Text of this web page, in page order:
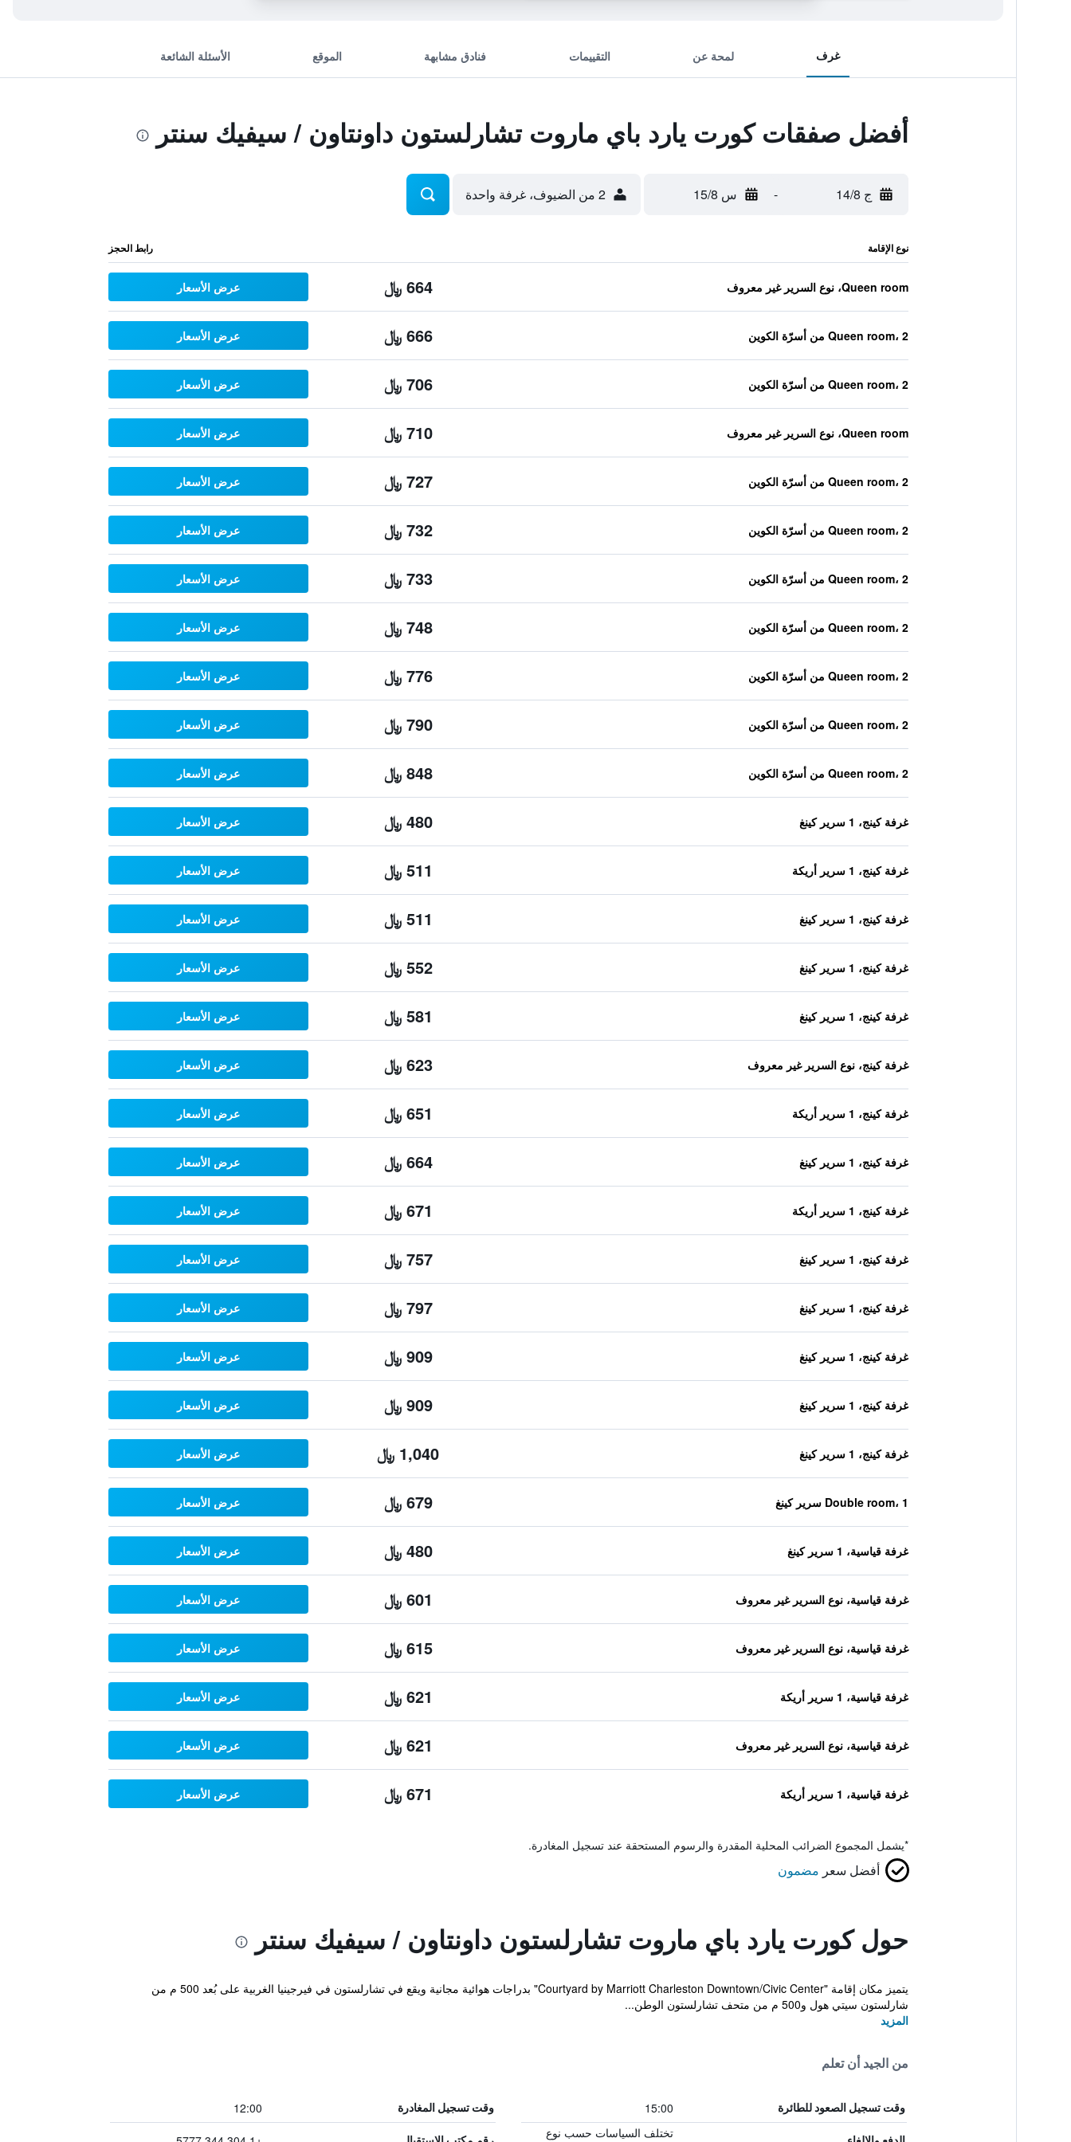
غرف لمحة عن التقييمات فنادق مشابهة الموقع الأسئلة الشائعة
أفضل صفقات كورت يارد باي ماروت تشارلستون داونتاون / سيفيك سنتر
ج 14/8 - س 15/8 2 من الضيوف، غرفة واحدة
نوع الإقامة رابط الحجز
Queen room، نوع السرير غير معروف 664 ﷼ عرض الأسعار
Queen room، 2 من أسرّة الكوين 666 ﷼ عرض الأسعار
Queen room، 2 من أسرّة الكوين 706 ﷼ عرض الأسعار
Queen room، نوع السرير غير معروف 710 ﷼ عرض الأسعار
Queen room، 2 من أسرّة الكوين 727 ﷼ عرض الأسعار
Queen room، 2 من أسرّة الكوين 732 ﷼ عرض الأسعار
Queen room، 2 من أسرّة الكوين 733 ﷼ عرض الأسعار
Queen room، 2 من أسرّة الكوين 748 ﷼ عرض الأسعار
Queen room، 2 من أسرّة الكوين 776 ﷼ عرض الأسعار
Queen room، 2 من أسرّة الكوين 790 ﷼ عرض الأسعار
Queen room، 2 من أسرّة الكوين 848 ﷼ عرض الأسعار
غرفة كينج، 1 سرير كينغ 480 ﷼ عرض الأسعار
غرفة كينج، 1 سرير أريكة 511 ﷼ عرض الأسعار
غرفة كينج، 1 سرير كينغ 511 ﷼ عرض الأسعار
غرفة كينج، 1 سرير كينغ 552 ﷼ عرض الأسعار
غرفة كينج، 1 سرير كينغ 581 ﷼ عرض الأسعار
غرفة كينج، نوع السرير غير معروف 623 ﷼ عرض الأسعار
غرفة كينج، 1 سرير أريكة 651 ﷼ عرض الأسعار
غرفة كينج، 1 سرير كينغ 664 ﷼ عرض الأسعار
غرفة كينج، 1 سرير أريكة 671 ﷼ عرض الأسعار
غرفة كينج، 1 سرير كينغ 757 ﷼ عرض الأسعار
غرفة كينج، 1 سرير كينغ 797 ﷼ عرض الأسعار
غرفة كينج، 1 سرير كينغ 909 ﷼ عرض الأسعار
غرفة كينج، 1 سرير كينغ 909 ﷼ عرض الأسعار
غرفة كينج، 1 سرير كينغ 1,040 ﷼ عرض الأسعار
Double room، 1 سرير كينغ 679 ﷼ عرض الأسعار
غرفة قياسية، 1 سرير كينغ 480 ﷼ عرض الأسعار
غرفة قياسية، نوع السرير غير معروف 601 ﷼ عرض الأسعار
غرفة قياسية، نوع السرير غير معروف 615 ﷼ عرض الأسعار
غرفة قياسية، 1 سرير أريكة 621 ﷼ عرض الأسعار
غرفة قياسية، نوع السرير غير معروف 621 ﷼ عرض الأسعار
غرفة قياسية، 1 سرير أريكة 671 ﷼ عرض الأسعار
*يشمل المجموع الضرائب المحلية المقدرة والرسوم المستحقة عند تسجيل المغادرة.
أفضل سعر مضمون
حول كورت يارد باي ماروت تشارلستون داونتاون / سيفيك سنتر
يتميز مكان إقامة "Courtyard by Marriott Charleston Downtown/Civic Center" بدراجات هوائية مجانية ويقع في تشارلستون في فيرجينيا الغربية على بُعد 500 م من
شارلستون سيتي هول و500 م من متحف تشارلستون الوطن...
المزيد
من الجيد أن تعلم
وقت تسجيل الصعود للطائرة 15:00 وقت تسجيل المغادرة 12:00
تختلف السياسات حسب نوع